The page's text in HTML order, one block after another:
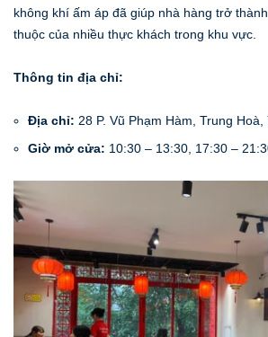
không khí ấm áp đã giúp nhà hàng trở
thuộc của nhiều thực khách trong khu vực.
Thông tin địa chỉ:
Địa chỉ: 28 P. Vũ Phạm Hàm, Trung
Giờ mở cửa: 10:30 – 13:30, 17:30 –